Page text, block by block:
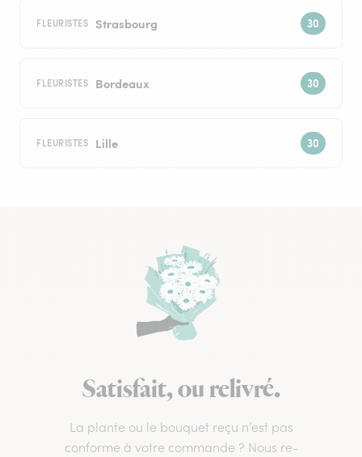
FLEURISTES Strasbourg
FLEURISTES Bordeaux
FLEURISTES Lille
Satisfait, ou relivré.
La plante ou le bouquet reçu n’est pas
conforme à votre commande ? Nous re-